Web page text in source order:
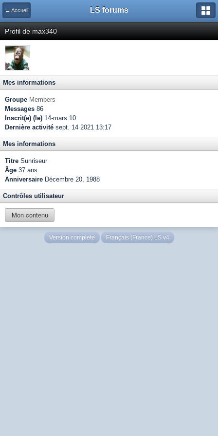
← Accueil LS forums
Profil de max340
Mes informations
Groupe Members
Messages 86
Inscrit(e) (le) 14-mars 10
Dernière activité sept. 14 2021 13:17
Mes informations
Titre Sunriseur
Âge 37 ans
Anniversaire Décembre 20, 1988
Contrôles utilisateur
Mon contenu
Version complète Français (France) LS v4